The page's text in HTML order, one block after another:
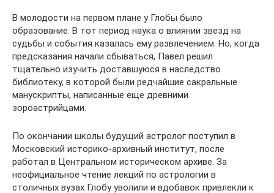
В молодости на первом плане у Глобы было
образование. В тот период наука о влиянии звезд на
судьбы и события казалась ему развлечением. Но, когда
предсказания начали сбываться, Павел решил
тщательно изучить доставшуюся в наследство
библиотеку, в которой были редчайшие сакральные
манускрипты, написанные еще древними
зороастрийцами.
По окончании школы будущий астролог поступил в
Московский историко-архивный институт, после
работал в Центральном историческом архиве. За
неофициальное чтение лекций по астрологии в
столичных вузах Глобу уволили и вдобавок привлекли к